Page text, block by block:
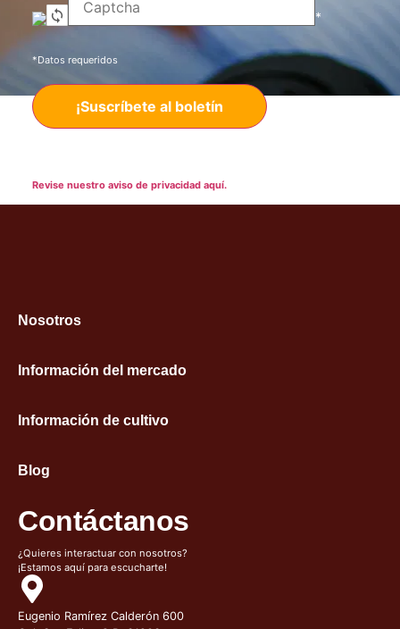
*
*Datos requeridos
Revise nuestro aviso de privacidad aquí.
Nosotros
Información del mercado
Información de cultivo
Blog
Contáctanos
¿Quieres interactuar con nosotros?
¡Estamos aquí para escucharte!
Eugenio Ramírez Calderón 600